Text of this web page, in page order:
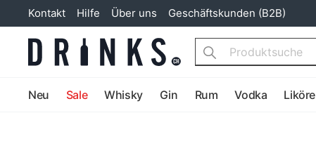
Kontakt Hilfe Über uns Geschäftskunden (B2B)
Search
Neu Sale Whisky Gin Rum Vodka Liköre